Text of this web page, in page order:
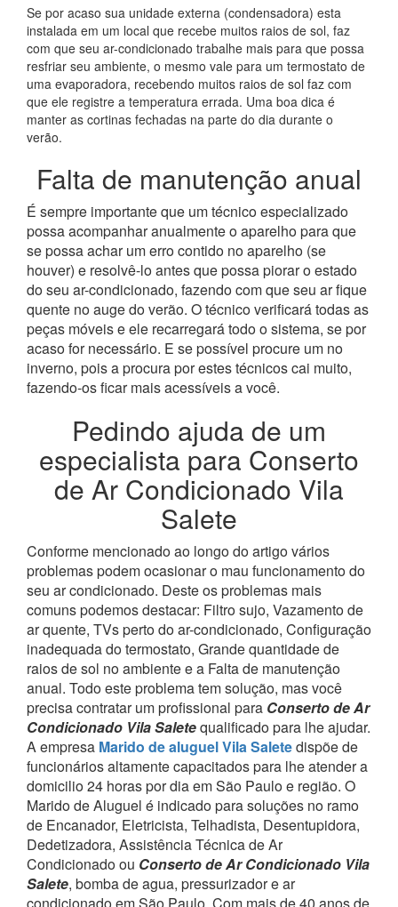
Se por acaso sua unidade externa (condensadora) esta
instalada em um local que recebe muitos raios de sol, faz
com que seu ar-condicionado trabalhe mais para que possa
resfriar seu ambiente, o mesmo vale para um termostato de
uma evaporadora, recebendo muitos raios de sol faz com
que ele registre a temperatura errada. Uma boa dica é
manter as cortinas fechadas na parte do dia durante o
verão.
Falta de manutenção anual
É sempre importante que um técnico especializado
possa acompanhar anualmente o aparelho para que
se possa achar um erro contido no aparelho (se
houver) e resolvê-lo antes que possa piorar o estado
do seu ar-condicionado, fazendo com que seu ar fique
quente no auge do verão. O técnico verificará todas as
peças móveis e ele recarregará todo o sistema, se por
acaso for necessário. E se possível procure um no
inverno, pois a procura por estes técnicos cai muito,
fazendo-os ficar mais acessíveis a você.
Pedindo ajuda de um
especialista para Conserto
de Ar Condicionado Vila
Salete
Conforme mencionado ao longo do artigo vários
problemas podem ocasionar o mau funcionamento do
seu ar condicionado. Deste os problemas mais
comuns podemos destacar: Filtro sujo, Vazamento de
ar quente, TVs perto do ar-condicionado, Configuração
inadequada do termostato, Grande quantidade de
raios de sol no ambiente e a Falta de manutenção
anual. Todo este problema tem solução, mas você
precisa contratar um profissional para Conserto de Ar
Condicionado Vila Saletequalificado para lhe ajudar.
A empresa Marido de aluguel Vila Saletedispõe de
funcionários altamente capacitados para lhe atender a
domicilio 24 horas por dia em São Paulo e região. O
Marido de Aluguel é indicado para soluções no ramo
de Encanador, Eletricista, Telhadista, Desentupidora,
Dedetizadora, Assistência Técnica de Ar
Condicionado ou Conserto de Ar Condicionado Vila
Salete, bomba de agua, pressurizador e ar